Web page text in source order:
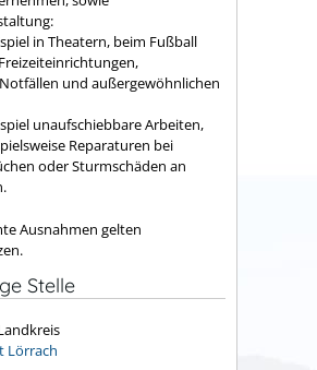
in Theatern, beim Fußball
und außergewöhnlichen
unaufschiebbare Arbeiten,
Reparaturen bei
oder Sturmschäden an
Ausnahmen gelten
Stelle
Lörrach